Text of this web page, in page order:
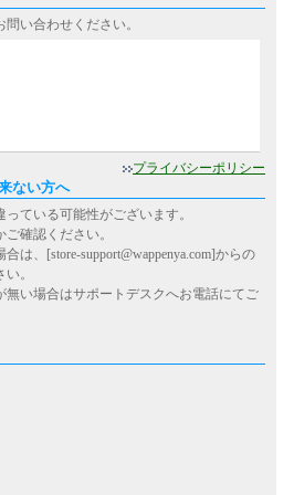
い合わせください。
プライバシーポリシー
ない方へ
ている可能性がございます。
確認ください。
は、[store-support@wappenya.com]からの
。
い場合はサポートデスクへお電話にてご